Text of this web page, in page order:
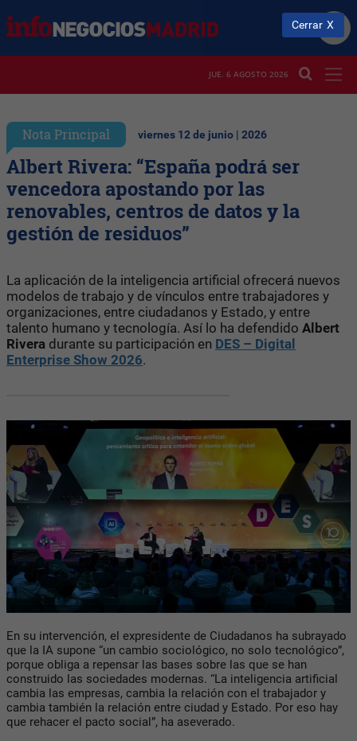
JUE. 6 AGOSTO 2026
Nota Principal viernes 12 de junio | 2026
Albert Rivera: “España podrá ser
vencedora apostando por las
renovables, centros de datos y la
gestión de residuos”
La aplicación de la inteligencia artificial ofrecerá nuevos
modelos de trabajo y de vínculos entre trabajadores y
organizaciones, entre ciudadanos y Estado, y entre
talento humano y tecnología. Así lo ha defendido Albert
Rivera durante su participación en DES – Digital
Enterprise Show 2026.
En su intervención, el expresidente de Ciudadanos ha subrayado
que la IA supone “un cambio sociológico, no solo tecnológico”,
porque obliga a repensar las bases sobre las que se han
construido las sociedades modernas. “La inteligencia artificial
cambia las empresas, cambia la relación con el trabajador y
cambia también la relación entre ciudad y Estado. Por eso hay
que rehacer el pacto social”, ha aseverado.
Cerrar